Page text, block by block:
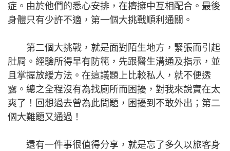
症。由於他們的悉心安排，在擠擁中互相配合。最後
身體只有少許不適，第一個大挑戰順利通關。
第二個大挑戰，就是面對陌生地方，緊張而引起
肚屙。經驗所得早有防範，先跟醫生溝通及指示，並
且掌握放緩方法。在這議題上比較私人，就不便透
露。總之全程沒有為找廁所而困擾，對我來說實在太
爽了！回想過去曾為此問題，困擾到不敢外出；第二
個大難題又通過！
還有一件事很值得分享，就是忘了多久以旅客身